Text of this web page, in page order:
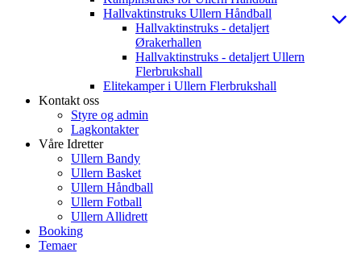
Hallvaktinstruks Ullern Håndball
Hallvaktinstruks - detaljert
Ørakerhallen
Hallvaktinstruks - detaljert Ullern
Flerbrukshall
Elitekamper i Ullern Flerbrukshall
Kontakt oss
Styre og admin
Lagkontakter
Våre Idretter
Ullern Bandy
Ullern Basket
Ullern Håndball
Ullern Fotball
Ullern Allidrett
Booking
Temaer